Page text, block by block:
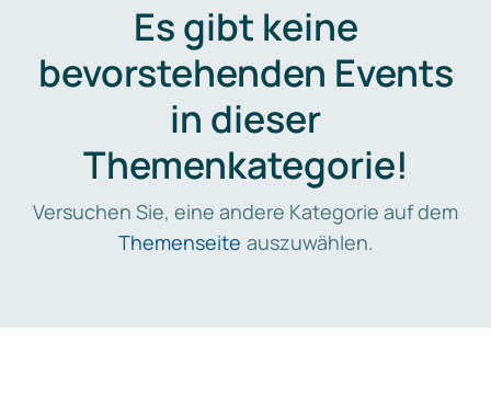
Es gibt keine
bevorstehenden Events
in dieser
Themenkategorie!
Versuchen Sie, eine andere Kategorie auf dem
Themenseite auszuwählen.